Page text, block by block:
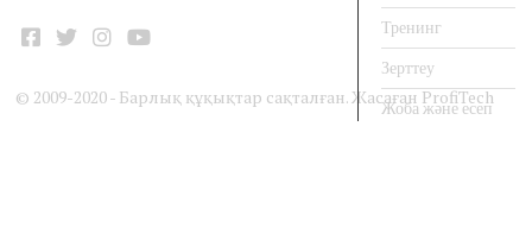
© 2009-2020 - Барлық құқықтар сақталған. ЖасағанProfiTech
Тренинг
Зерттеу
Жоба және есеп